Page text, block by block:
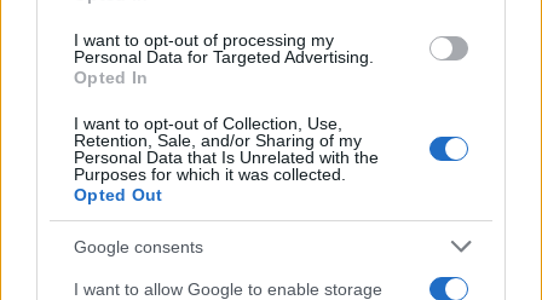
I want to opt-out of processing my
Personal Data for Targeted Advertising.
Opted In
I want to opt-out of Collection, Use,
Retention, Sale, and/or Sharing of my
Personal Data that Is Unrelated with the
Purposes for which it was collected.
Opted Out
Google consents
I want to allow Google to enable storage
Sigue leyendo